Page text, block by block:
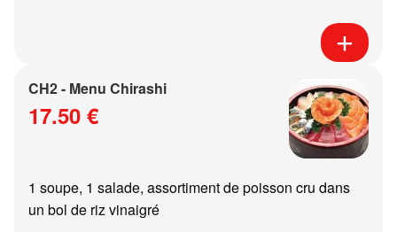
CH2 - Menu Chirashi
17.50 €
1 soupe, 1 salade, assortiment de poisson cru dans
un bol de riz vinaigré